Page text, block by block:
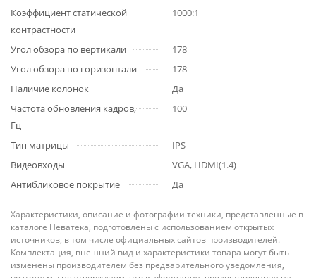
Коэффициент статической
контрастности
1000:1
Угол обзора по вертикали
178
Угол обзора по горизонтали
178
Наличие колонок
Да
Частота обновления кадров,
Гц
100
Тип матрицы
IPS
Видеовходы
VGА, HDMI(1.4)
Антибликовое покрытие
Да
Характеристики, описание и фотографии техники, представленные в
каталоге Неватека, подготовлены с использованием открытых
источников, в том числе официальных сайтов производителей.
Комплектация, внешний вид и характеристики товара могут быть
изменены производителем без предварительного уведомления,